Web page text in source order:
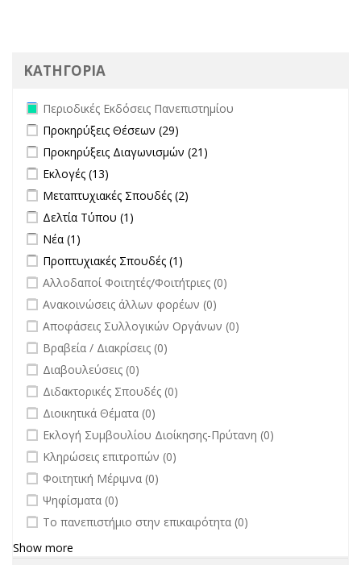
ΚΑΤΗΓΟΡΙΑ
Remove Περιοδικές Εκδόσεις Πανεπιστημίου filter
Περιοδικές Εκδόσεις Πανεπιστημίου
Apply Προκηρύξεις Θέσεων filter
Προκηρύξεις Θέσεων (29)
Apply Προκηρύξεις Διαγωνισμών filter
Προκηρύξεις Διαγωνισμών (21)
Apply Εκλογές filter
Εκλογές (13)
Apply Μεταπτυχιακές Σπουδές filter
Μεταπτυχιακές Σπουδές (2)
Apply Δελτία Τύπου filter
Δελτία Τύπου (1)
Apply Νέα filter
Νέα (1)
Apply Προπτυχιακές Σπουδές filter
Προπτυχιακές Σπουδές (1)
undefined
Αλλοδαποί Φοιτητές/Φοιτήτριες (0)
undefined
Ανακοινώσεις άλλων φορέων (0)
undefined
Αποφάσεις Συλλογικών Οργάνων (0)
undefined
Βραβεία / Διακρίσεις (0)
undefined
Διαβουλεύσεις (0)
undefined
Διδακτορικές Σπουδές (0)
undefined
Διοικητικά Θέματα (0)
undefined
Εκλογή Συμβουλίου Διοίκησης-Πρύτανη (0)
undefined
Κληρώσεις επιτροπών (0)
undefined
Φοιτητική Μέριμνα (0)
undefined
Ψηφίσματα (0)
undefined
Το πανεπιστήμιο στην επικαιρότητα (0)
Show more